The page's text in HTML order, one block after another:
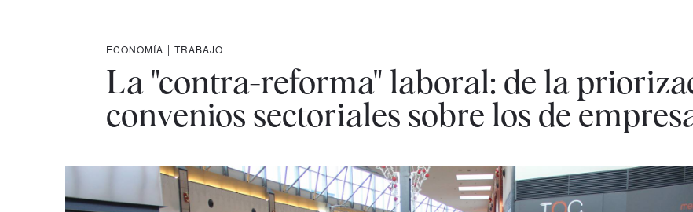
ECONOMÍA | TRABAJO
La "contra-reforma" laboral: de la
convenios sectoriales sobre los de